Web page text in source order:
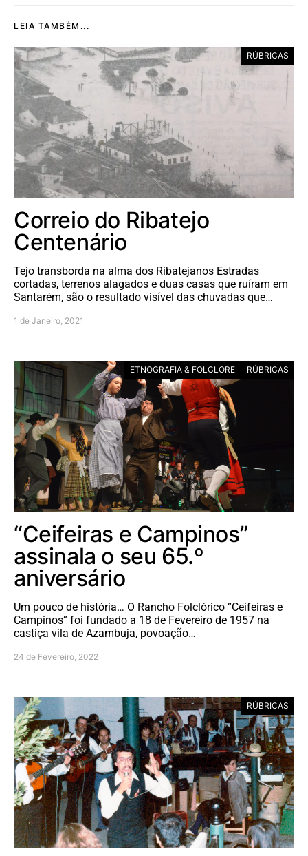
LEIA TAMBÉM...
RÚBRICAS
Correio do Ribatejo
Centenário
Tejo transborda na alma dos Ribatejanos Estradas
cortadas, terrenos alagados e duas casas que ruíram em
Santarém, são o resultado visível das chuvadas que…
1 de Janeiro, 2021
ETNOGRAFIA & FOLCLORE RÚBRICAS
“Ceifeiras e Campinos”
assinala o seu 65.º
aniversário
Um pouco de história… O Rancho Folclórico “Ceifeiras e
Campinos” foi fundado a 18 de Fevereiro de 1957 na
castiça vila de Azambuja, povoação…
24 de Fevereiro, 2022
RÚBRICAS